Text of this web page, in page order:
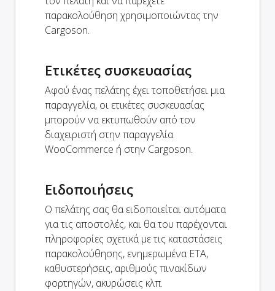
παρακολούθηση χρησιμοποιώντας την
Cargoson.
Ετικέτες συσκευασίας
Αφού ένας πελάτης έχει τοποθετήσει μια
παραγγελία, οι ετικέτες συσκευασίας
μπορούν να εκτυπωθούν από τον
διαχειριστή στην παραγγελία
WooCommerce ή στην Cargoson.
Ειδοποιήσεις
Ο πελάτης σας θα ειδοποιείται αυτόματα
για τις αποστολές, και θα του παρέχονται
πληροφορίες σχετικά με τις καταστάσεις
παρακολούθησης, ενημερωμένα ETA,
καθυστερήσεις, αριθμούς πινακίδων
φορτηγών, ακυρώσεις κλπ.